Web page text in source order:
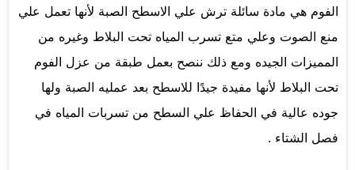
الفوم هي مادة سائلة ترش علي الاسطح الصبة لأنها تعمل علي
منع الصوت وعلي متع تسرب المياه تحت البلاط وغيره من
المميزات الجيده ومع ذلك ننصح بعمل طبقة من عزل الفوم
تحت البلاط لأنها مفيدة جيدًا للاسطح بعد عمليه الصبة ولها
جوده عالية في الحفاظ علي السطح من تسربات المياه في
فصل الشتاء .